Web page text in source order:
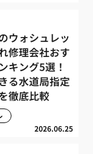
ウォシュレッ
修理会社おす
キング5選！
る水道局指定
徹底比較
2026.06.25